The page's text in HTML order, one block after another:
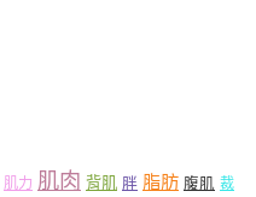
肌力 肌肉 背肌 胖 脂肪 腹肌 裁